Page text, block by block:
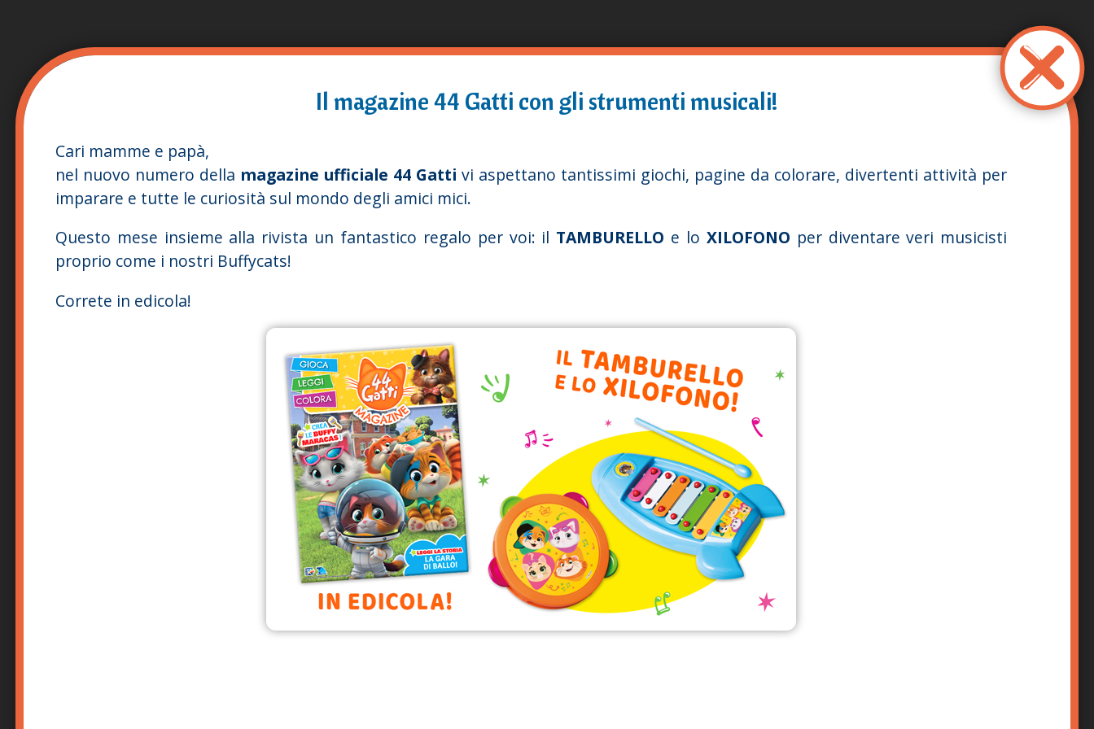
contenido
Il magazine 44 Gatti con gli strumenti musicali!
Cari mamme e papà,
nel nuovo numero della magazine ufficiale 44 Gattivi aspettano tantissimi giochi, pagine da colorare, divertenti attività per
imparare e tutte le curiosità sul mondo degli amici mici.
Questo mese insieme alla rivista un fantastico regalo per voi: il TAMBURELLO e lo XILOFONO per diventare veri musicisti
proprio come i nostri Buffycats!
Correte in edicola!